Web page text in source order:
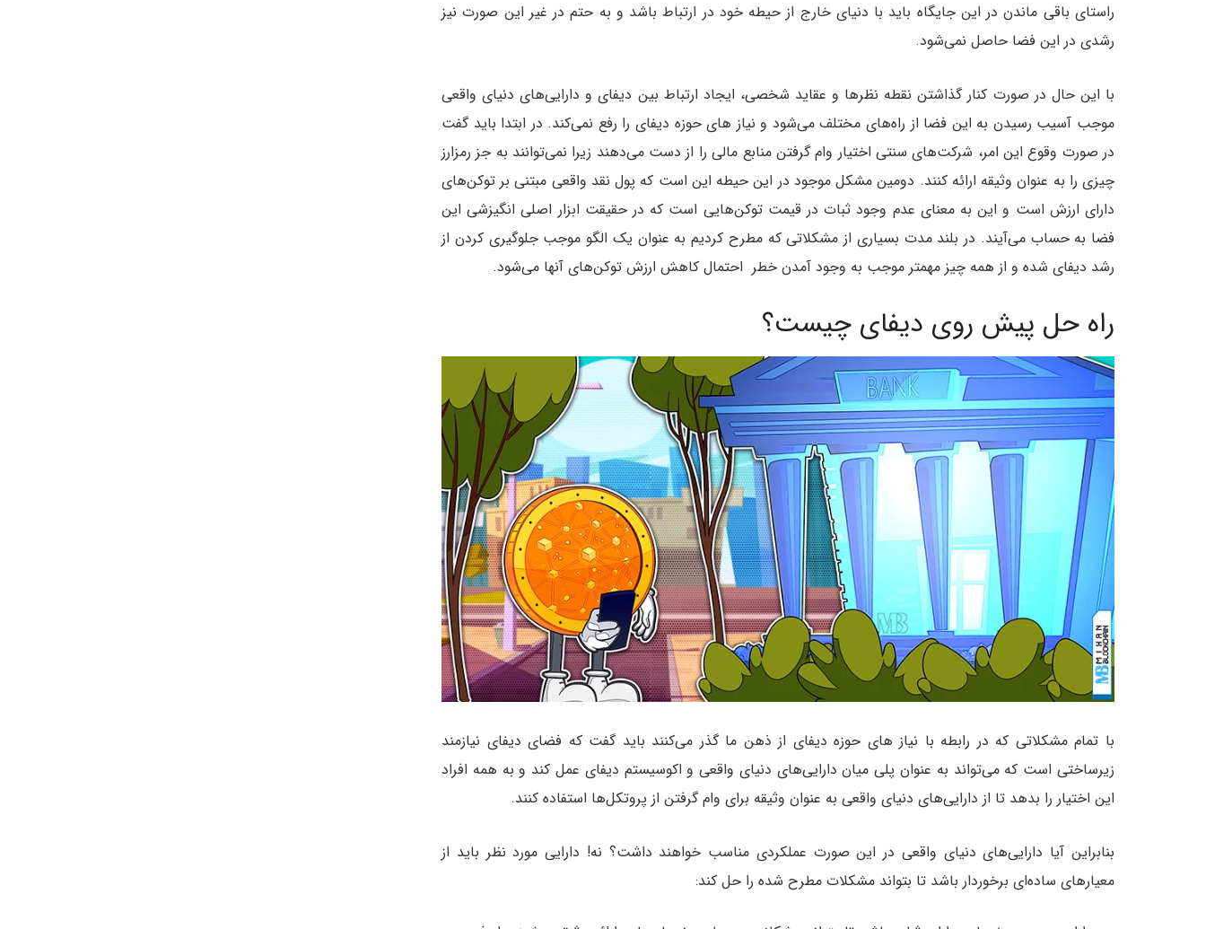
راستای باقی ماندن در این جایگاه باید با دنیای خارج از حیطه خود در ارتباط باشد و به حتم در غیر این صورت نیز
رشدی در این فضا حاصل نمی‌شود.
با این حال در صورت کنار گذاشتن نقطه نظرها و عقاید شخصی، ایجاد ارتباط بین دیفای و دارایی‌های دنیای واقعی
موجب آسیب رسیدن به این فضا از راه‌های مختلف می‌شود و نیاز های حوزه دیفای را رفع نمی‌کند. در ابتدا باید گفت
در صورت وقوع این امر، شرکت‌های سنتی اختیار وام گرفتن منابع مالی را از دست می‌دهند زیرا نمی‌توانند به جز رمزارز
چیزی را به عنوان وثیقه ارائه کنند. دومین مشکل موجود در این حیطه این است که پول نقد واقعی مبتنی بر توکن‌های
دارای ارزش است و این به معنای عدم وجود ثبات در قیمت توکن‌هایی است که در حقیقت ابزار اصلی انگیزشی این
فضا به حساب می‌آیند. در بلند مدت بسیاری از مشکلاتی که مطرح کردیم به عنوان یک الگو موجب جلوگیری کردن از
رشد دیفای شده و از همه چیز مهمتر موجب به وجود آمدن خطر احتمال کاهش ارزش توکن‌های آنها می‌شود.
راه حل پیش روی دیفای چیست؟
با تمام مشکلاتی که در رابطه با نیاز های حوزه دیفای از ذهن ما گذر می‌کنند باید گفت که فضای دیفای نیازمند
زیرساختی است که می‌تواند به عنوان پلی میان دارایی‌های دنیای واقعی و اکوسیستم دیفای عمل کند و به همه افراد
این اختیار را بدهد تا از دارایی‌های دنیای واقعی به عنوان وثیقه برای وام گرفتن از پروتکل‌ها استفاده کنند.
بنابراین آیا دارایی‌های دنیای واقعی در این صورت عملکردی مناسب خواهند داشت؟ نه! دارایی مورد نظر باید از
معیارهای ساده‌ای برخوردار باشد تا بتواند مشکلات مطرح شده را حل کند: